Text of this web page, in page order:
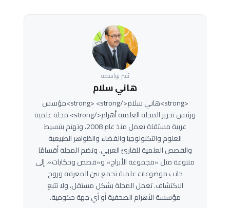
نُشر بواسطة
هاني سلام
<strong>هاني سلام</strong> <strong>مؤسس
ورئيس تحرير المجلة العلمية أهرام</strong> مجلة علمية
عربية مستقلة تعمل منذ عام 2008، وتهتم بتبسيط
العلوم والتكنولوجيا والفضاء والظواهر الطبيعية
والقصص العلمية للقارئ العربي. وتضم المجلة أقسامًا
متنوعة مثل «مجموعة الأبراج» و«قصص وحكايات»، إلى
جانب موضوعات علمية تجمع بين المعرفة وروح
الاكتشاف. تعمل المجلة بشكل مستقل، ولا تتبع
مؤسسة الأهرام الصحفية أو أي جهة حكومية.